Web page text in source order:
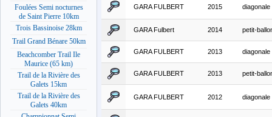
Foulées Semi nocturnes
de Saint Pierre 10km
Trois Bassinoise 28km
Trail Grand Bénare 50km
Beachcomber Trail Ile
Maurice (65 km)
Trail de la Rivière des
Galets 15km
Trail de la Rivière des
Galets 40km
GARA FULBERT 2015 diagonale
GARA Fulbert 2014 petit-
GARA FULBERT 2013 diagonale
GARA FULBERT 2013 petit-
GARA FULBERT 2012 diagonale